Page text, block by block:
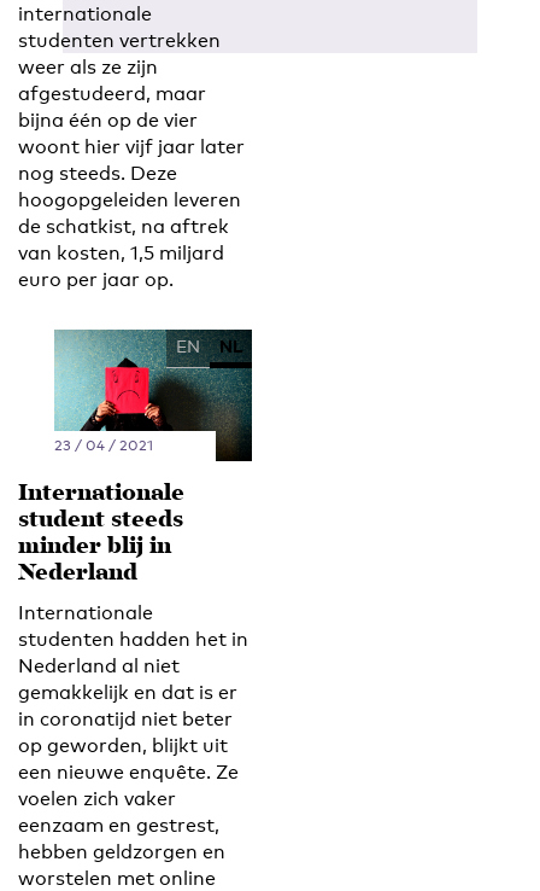
internationale
studenten vertrekken
weer als ze zijn
afgestudeerd, maar
bijna één op de vier
woont hier vijf jaar later
nog steeds. Deze
hoogopgeleiden leveren
de schatkist, na aftrek
van kosten, 1,5 miljard
euro per jaar op.
EN NL
23 / 04 / 2021
Internationale
student steeds
minder blij in
Nederland
Internationale
studenten hadden het in
Nederland al niet
gemakkelijk en dat is er
in coronatijd niet beter
op geworden, blijkt uit
een nieuwe enquête. Ze
voelen zich vaker
eenzaam en gestrest,
hebben geldzorgen en
worstelen met online